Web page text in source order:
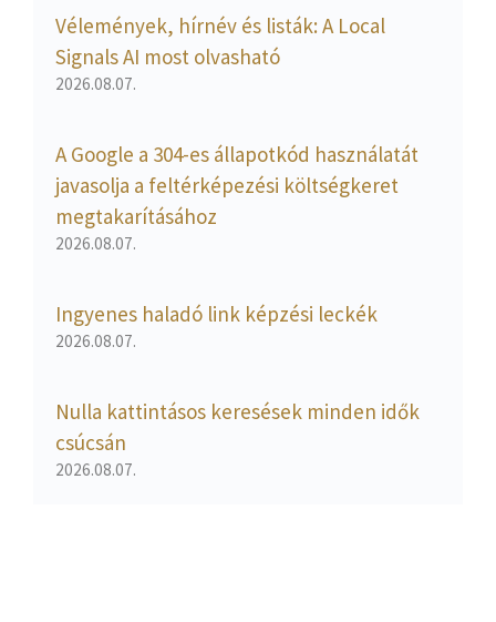
Vélemények, hírnév és listák: A Local
Signals AI most olvasható
2026.08.07.
A Google a 304-es állapotkód használatát
javasolja a feltérképezési költségkeret
megtakarításához
2026.08.07.
Ingyenes haladó link képzési leckék
2026.08.07.
Nulla kattintásos keresések minden idők
csúcsán
2026.08.07.